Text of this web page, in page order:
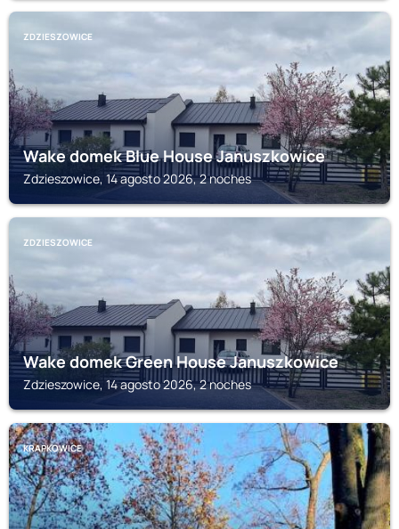
ZDZIESZOWICE
Wake domek Blue House Januszkowice
Zdzieszowice, 14 agosto 2026, 2 noches
ZDZIESZOWICE
Wake domek Green House Januszkowice
Zdzieszowice, 14 agosto 2026, 2 noches
KRAPKOWICE